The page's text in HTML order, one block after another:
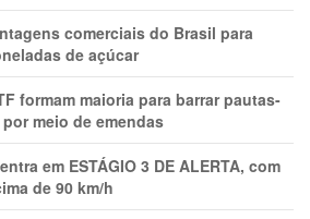
comerciais do Brasil para
de açúcar
formam maioria para barrar pautas-
meio de emendas
em ESTÁGIO 3 DE ALERTA, com
de 90 km/h